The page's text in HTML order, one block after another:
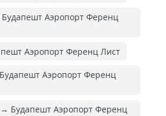
Аэропорт Ференц
Аэропорт Ференц Лист
Аэропорт Ференц
→ Будапешт Аэропорт Ференц